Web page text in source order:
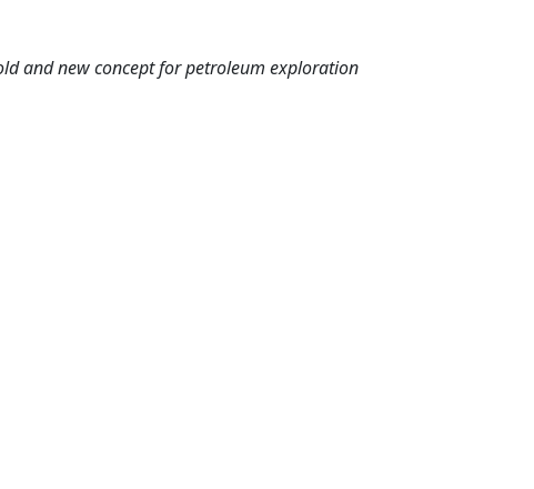
and new concept for petroleum exploration